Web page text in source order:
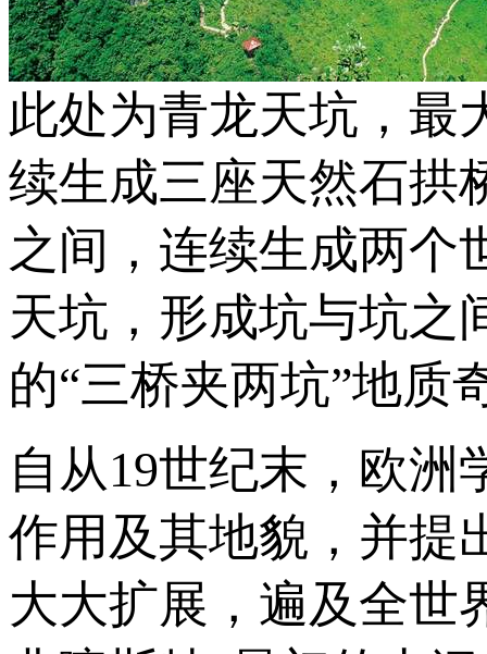
此处为青龙天坑，最
续生成三座天然石拱
之间，连续生成两个
天坑，形成坑与坑之
的“三桥夹两坑”地质
自从19世纪末，欧
作用及其地貌，并提
大大扩展，遍及全世